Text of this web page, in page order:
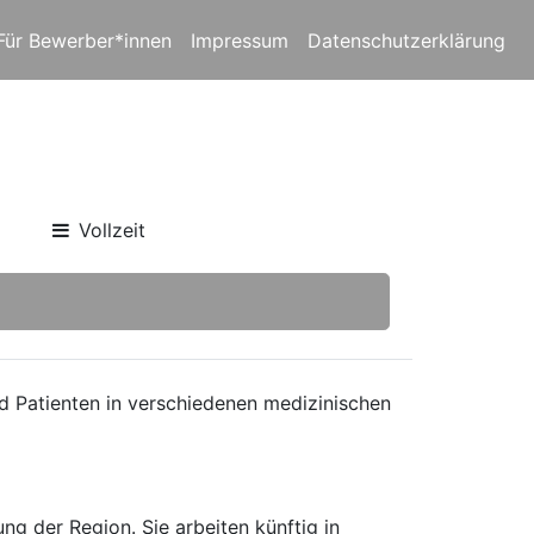
Bewerber*innen Impressum Datenschutzerklärung
Vollzeit
in verschiedenen medizinischen
der Region. Sie arbeiten künftig in